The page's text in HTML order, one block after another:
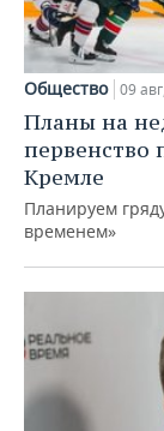
Общество 09
Планы на
Кремле
Планируем
временем»